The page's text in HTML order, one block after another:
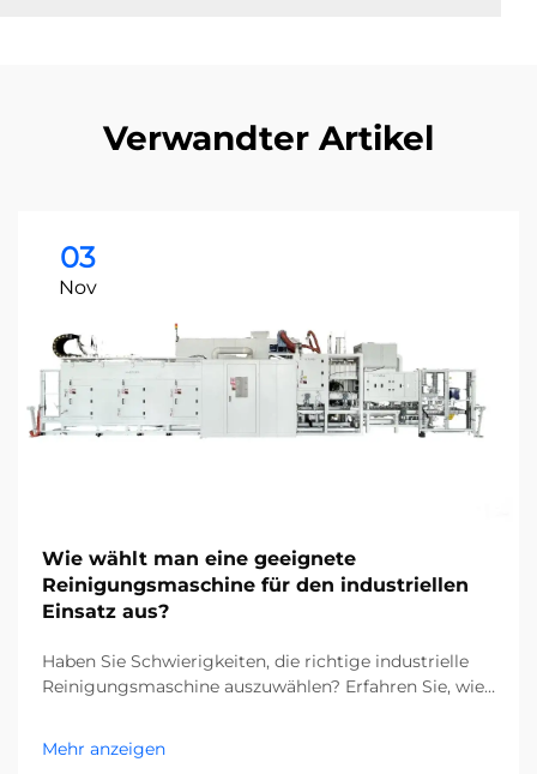
Verwandter Artikel
03
Nov
Wie wählt man eine geeignete
Reinigungsmaschine für den industriellen
Einsatz aus?
Haben Sie Schwierigkeiten, die richtige industrielle
Reinigungsmaschine auszuwählen? Erfahren Sie, wie
Anlage Ihre Entscheidung beeinflussen. Senken Sie
Kosten und steigern Sie die Effizienz – holen Sie sich
Mehr anzeigen